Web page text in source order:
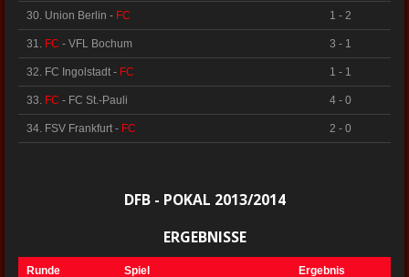
30. Union Berlin - FC 1 - 2
31. FC - VFL Bochum 3 - 1
32. FC Ingolstadt - FC 1 - 1
33. FC - FC St.-Pauli 4 - 0
34. FSV Frankfurt - FC 2 - 0
DFB - POKAL 2013/2014
ERGEBNISSE
Runde Spiel Ergebnis